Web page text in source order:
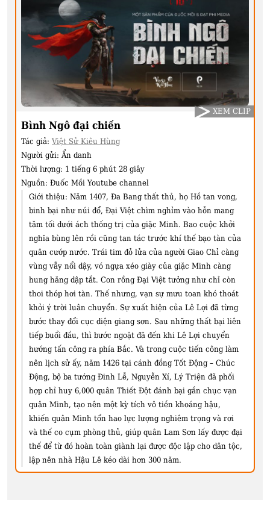
Bình Ngô đại chiến
Tác giả: Việt Sử Kiêu Hùng
Người gửi: Ẩn danh
Thời lượng: 1 tiếng 6 phút 28 giây
Nguồn: Đuốc Mồi Youtube channel
Giới thiệu: Năm 1407, Đa Bang thất thủ, họ Hồ tan vong,
binh bại như núi đổ, Đại Việt chìm nghỉm vào hỗn mang
tăm tối dưới ách thống trị của giặc Minh. Bao cuộc khởi
nghĩa bùng lên rồi cũng tan tác trước khí thế bạo tàn của
quân cướp nước. Trái tim đỏ lửa của người Giao Chỉ càng
vùng vẫy nổi dậy, vó ngựa xéo giày của giặc Minh càng
hung hăng dập tắt. Con rồng Đại Việt tưởng như chỉ còn
thoi thóp hơi tàn. Thế nhưng, vạn sự mưu toan khó thoát
khỏi ý trời luân chuyển. Sự xuất hiện của Lê Lợi đã từng
bước thay đổi cục diện giang sơn. Sau những thất bại liên
tiếp buổi đầu, thì bước ngoặt đã đến khi Lê Lợi chuyển
hướng tấn công ra phía Bắc. Và trong cuộc tiến công làm
nên lịch sử ấy, năm 1426 tại cánh đồng Tốt Động – Chúc
Động, bộ ba tướng Đinh Lễ, Nguyễn Xí, Lý Triện đã phối
hợp chỉ huy 6,000 quân Thiết Đột đánh bại gần chục vạn
quân Minh, tạo nên một kỳ tích vô tiền khoáng hậu,
khiến quân Minh tổn hao lực lượng nghiêm trọng và rơi
và thế co cụm phòng thủ, giúp quân Lam Sơn lấy được đại
thế để từ đó hoàn toàn giành lại được độc lập cho dân tộc,
lập nên nhà Hậu Lê kéo dài hơn 300 năm.
XEM CLIP